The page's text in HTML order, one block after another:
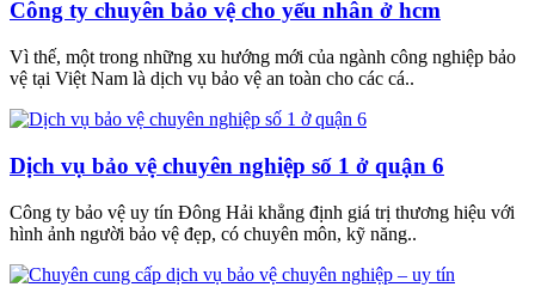
Công ty chuyên bảo vệ cho yếu nhân ở hcm
Vì thế, một trong những xu hướng mới của ngành công nghiệp bảo
vệ tại Việt Nam là dịch vụ bảo vệ an toàn cho các cá..
Dịch vụ bảo vệ chuyên nghiệp số 1 ở quận 6
Công ty bảo vệ uy tín Đông Hải khẳng định giá trị thương hiệu với
hình ảnh người bảo vệ đẹp, có chuyên môn, kỹ năng..